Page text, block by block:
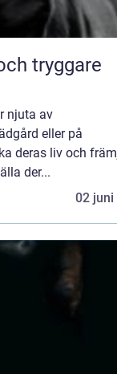
njuta av
eller på
deras liv och
der...
02 juni